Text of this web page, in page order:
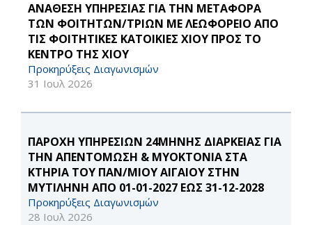
ΑΝΑΘΕΣΗ ΥΠΗΡΕΣΙΑΣ ΓΙΑ ΤΗΝ ΜΕΤΑΦΟΡΑ
ΤΩΝ ΦΟΙΤΗΤΩΝ/ΤΡΙΩΝ ΜΕ ΛΕΩΦΟΡΕΙΟ ΑΠΟ
ΤΙΣ ΦΟΙΤΗΤΙΚΕΣ ΚΑΤΟΙΚΙΕΣ ΧΙΟΥ ΠΡΟΣ ΤΟ
ΚΕΝΤΡΟ ΤΗΣ ΧΙΟΥ
Προκηρύξεις Διαγωνισμών
31 Ιουλ 2026
ΠΑΡΟΧΗ ΥΠΗΡΕΣΙΩΝ 24ΜΗΝΗΣ ΔΙΑΡΚΕΙΑΣ ΓΙΑ
ΤΗΝ ΑΠΕΝΤΟΜΩΣΗ & ΜΥΟΚΤΟΝΙΑ ΣΤΑ
ΚΤΗΡΙΑ ΤΟΥ ΠΑΝ/ΜΙΟΥ ΑΙΓΑΙΟΥ ΣΤΗΝ
ΜΥΤΙΛΗΝΗ ΑΠΟ 01-01-2027 ΕΩΣ 31-12-2028
Προκηρύξεις Διαγωνισμών
28 Ιουλ 2026